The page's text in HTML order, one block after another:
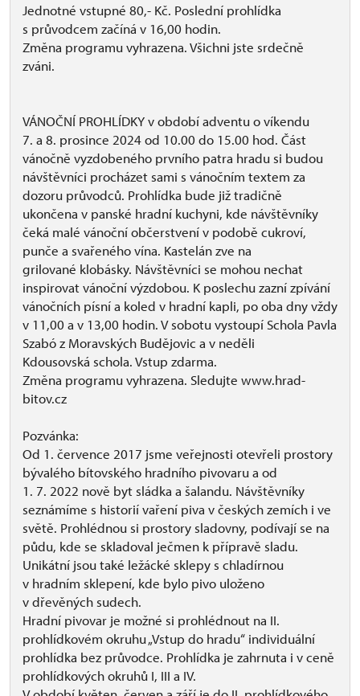
Jednotné vstupné 80,- Kč. Poslední prohlídka
s průvodcem začíná v 16,00 hodin.
Změna programu vyhrazena. Všichni jste srdečně
zváni.
VÁNOČNÍ PROHLÍDKY v období adventu o víkendu
7. a 8. prosince 2024 od 10.00 do 15.00 hod. Část
vánočně vyzdobeného prvního patra hradu si budou
návštěvníci procházet sami s vánočním textem za
dozoru průvodců. Prohlídka bude již tradičně
ukončena v panské hradní kuchyni, kde návštěvníky
čeká malé vánoční občerstvení v podobě cukroví,
punče a svařeného vína. Kastelán zve na
grilované klobásky. Návštěvníci se mohou nechat
inspirovat vánoční výzdobou. K poslechu zazní zpívání
vánočních písní a koled v hradní kapli, po oba dny vždy
v 11,00 a v 13,00 hodin. V sobotu vystoupí Schola Pavla
Szabó z Moravských Budějovic a v neděli
Kdousovská schola. Vstup zdarma.
Změna programu vyhrazena. Sledujte www.hrad-
bitov.cz
Pozvánka:
Od 1. července 2017 jsme veřejnosti otevřeli prostory
bývalého bítovského hradního pivovaru a od
1. 7. 2022 nově byt sládka a šalandu. Návštěvníky
seznámíme s historií vaření piva v českých zemích i ve
světě. Prohlédnou si prostory sladovny, podívají se na
půdu, kde se skladoval ječmen k přípravě sladu.
Unikátní jsou také ležácké sklepy s chladírnou
v hradním sklepení, kde bylo pivo uloženo
v dřevěných sudech.
Hradní pivovar je možné si prohlédnout na II.
prohlídkovém okruhu „Vstup do hradu“ individuální
prohlídka bez průvodce. Prohlídka je zahrnuta i v ceně
prohlídkových okruhů I, III a IV.